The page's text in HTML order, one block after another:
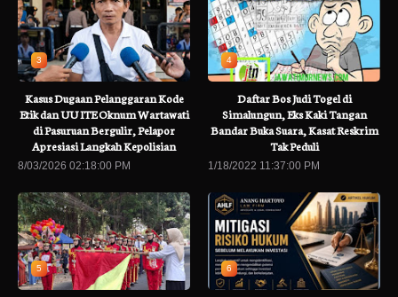
3
Kasus Dugaan Pelanggaran Kode
Etik dan UU ITE Oknum Wartawati
di Pasuruan Bergulir, Pelapor
Apresiasi Langkah Kepolisian
8/03/2026 02:18:00 PM
4
Daftar Bos Judi Togel di
Simalungun, Eks Kaki Tangan
Bandar Buka Suara, Kasat Reskrim
Tak Peduli
1/18/2022 11:37:00 PM
5 6